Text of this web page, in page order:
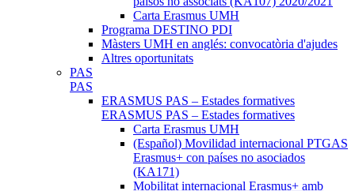
Carta Erasmus UMH
Programa DESTINO PDI
Màsters UMH en anglés: convocatòria d'ajudes
Altres oportunitats
PAS
PAS
ERASMUS PAS – Estades formatives
ERASMUS PAS – Estades formatives
Carta Erasmus UMH
(Español) Movilidad internacional PTGAS
Erasmus+ con países no asociados
(KA171)
Mobilitat internacional Erasmus+ amb